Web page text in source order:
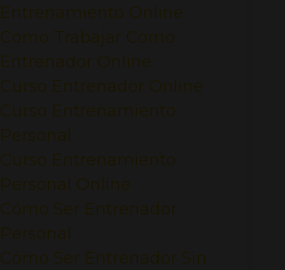
Entrenamiento Online
Como Trabajar Como
Entrenador Online
Curso Entrenador Online
Curso Entrenamiento
Personal
Curso Entrenamiento
Personal Online
Cómo Ser Entrenador
Personal
Cómo Ser Entrenador Sin